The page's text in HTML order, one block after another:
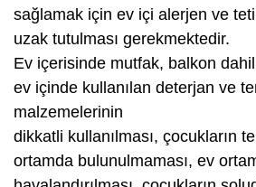
sağlamak için ev içi alerjen ve
uzak tutulması gerekmektedir.
Ev içerisinde mutfak, balkon
ev içinde kullanılan deterjan ve
malzemelerinin
dikkatli kullanılması, çocukların
ortamda bulunulmaması, ev